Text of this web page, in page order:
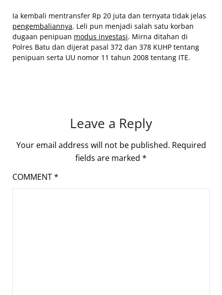
Ia kembali mentransfer Rp 20 juta dan ternyata tidak jelas
pengembaliannya. Leli pun menjadi salah satu korban
dugaan penipuan modus investasi. Mirna ditahan di
Polres Batu dan dijerat pasal 372 dan 378 KUHP tentang
penipuan serta UU nomor 11 tahun 2008 tentang ITE.
Leave a Reply
Your email address will not be published. Required
fields are marked *
COMMENT*